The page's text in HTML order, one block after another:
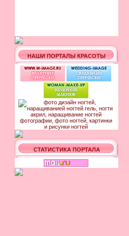
НАШИ ПОРТАЛЫ КРАСОТЫ
СТАТИСТИКА ПОРТАЛА